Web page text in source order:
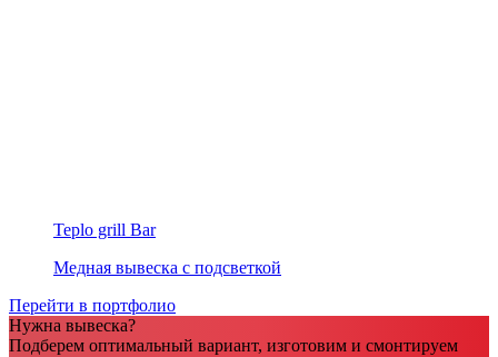
Teplo grill Bar
Медная вывеска с подсветкой
Перейти в портфолио
Нужна вывеска?
Подберем оптимальный вариант, изготовим и смонтируем